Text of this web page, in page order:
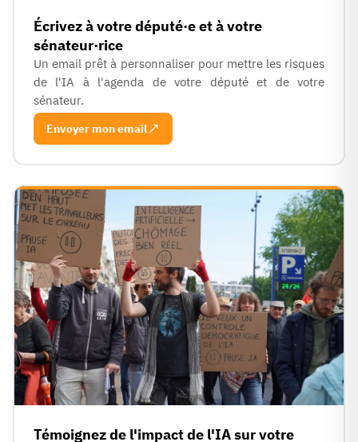
Écrivez à votre député·e et à votre
sénateur·rice
Un email prêt à personnaliser pour mettre les risques
de l'IA à l'agenda de votre député et de votre
sénateur.
Envoyer mon email
Témoignez de l'impact de l'IA sur votre